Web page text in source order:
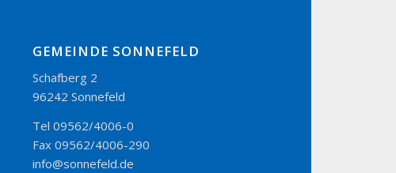
GEMEINDE SONNEFELD
Schafberg 2
96242 Sonnefeld
Tel 09562/4006-0
Fax 09562/4006-290
info@sonnefeld.de